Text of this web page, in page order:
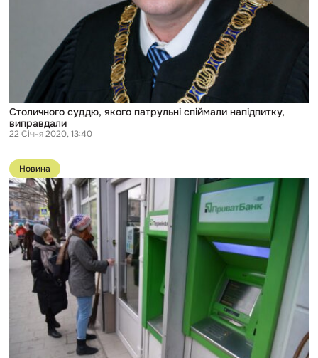
Столичного суддю, якого патрульні спіймали напідпитку,
виправдали
22 Січня 2020, 13:40
Перейти
до
публікації
Пов’язані
Коломойським
структури
за
півтора
місяця
подали
позовів
“ПриватБанку”
Новина